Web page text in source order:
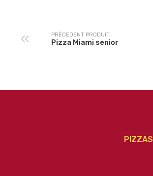
PRÉCEDENT PRODUIT
Pizza Miami senior
PIZZAS